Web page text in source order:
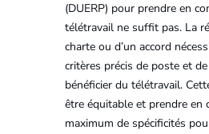
(DUERP) pour prendre en
télétravail ne suffit pas. La
charte ou d’un accord
critères précis de poste et
bénéficier du télétravail.
être équitable et prendre en
maximum de spécificités